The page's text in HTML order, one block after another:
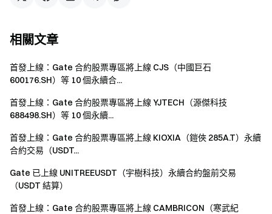
相關文章
首發上線：Gate 合約股票專區將上線 CJS（中國巨石
600176.SH）等 10 個永續合...
首發上線：Gate 合約股票專區將上線 YJTECH（源傑科技
688498.SH）等 10 個永續...
首發上線：Gate 合約股票專區將上線 KIOXIA（鎧俠 285A.T）永續
合約交易（USDT...
Gate 已上線 UNITREEUSDT（宇樹科技）永續合約盤前交易
（USDT 結算）
首發上線：Gate 合約股票專區將上線 CAMBRICON（寒武紀